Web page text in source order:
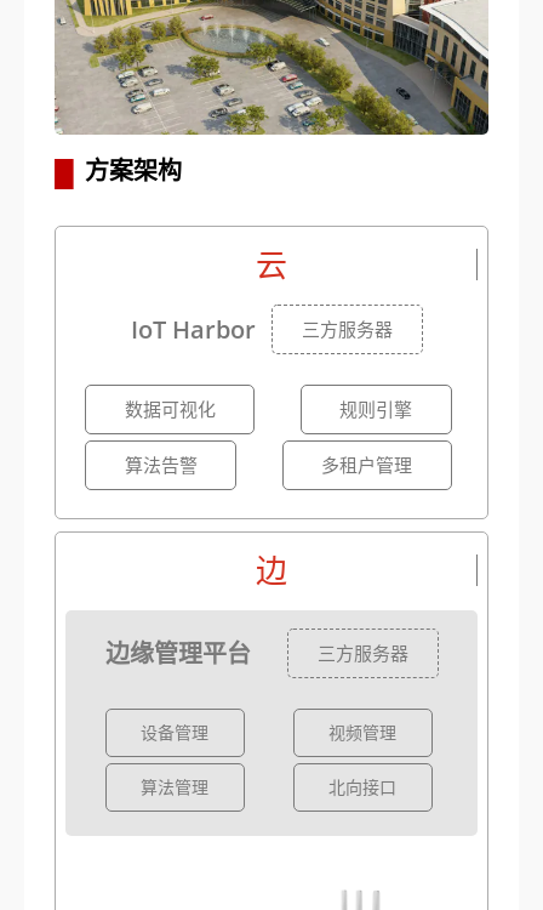
方案架构
云
IoT Harbor 三方服务器
数据可视化 规则引擎
算法告警 多租户管理
边
边缘管理平台 三方服务器
设备管理 视频管理
算法管理 北向接口